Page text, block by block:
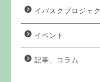
イバスクプロジェ
イベント
記事、コラム